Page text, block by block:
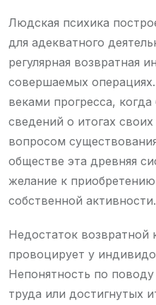
Людская психика
для адекватного
регулярная возвратная
совершаемых
веками прогресса,
сведений о итогах
вопросом
обществе эта древняя
желание к
собственной активности.
Недостаток возвратной
провоцирует у
Непонятность по
труда или достигнутых